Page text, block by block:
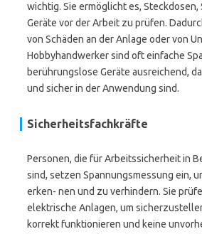
wichtig. Sie ermöglicht es, Steckdosen,
Geräte vor der Arbeit zu prüfen.
von Schäden an der Anlage oder von
Hobbyhandwerker sind oft einfache
berührungslose Geräte ausreichend,
und sicher in der Anwendung sind.
Sicherheitsfachkräfte
Personen, die für Arbeitssicherheit in
sind, setzen Spannungsmessung ein,
erken- nen und zu verhindern. Sie
elektrische Anlagen, um
korrekt funktionieren und keine